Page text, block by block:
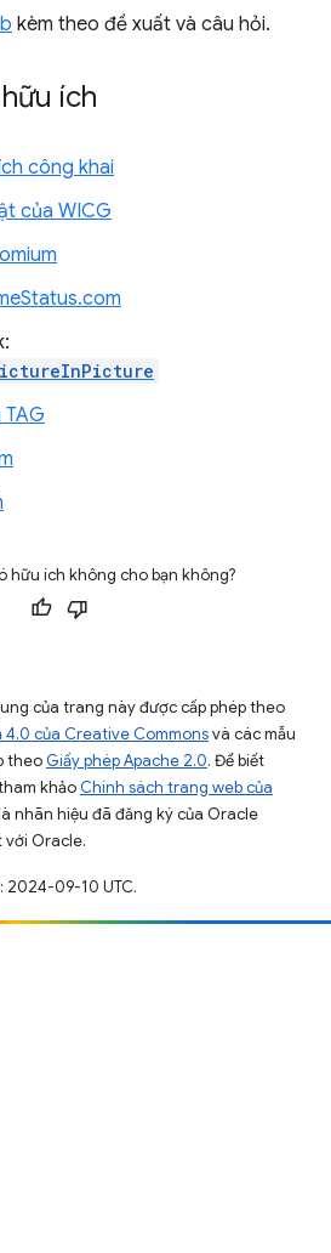
kèm theo đề xuất và câu hỏi.
ích
công khai
của WICG
hữu ích không cho bạn không?
của trang này được cấp phép theo
4.0 của Creative Commonsvà các mẫu
theo Giấy phép Apache 2.0. Để biết
khảo Chính sách trang web của
nhãn hiệu đã đăng ký của Oracle
với Oracle.
2024-09-10 UTC.